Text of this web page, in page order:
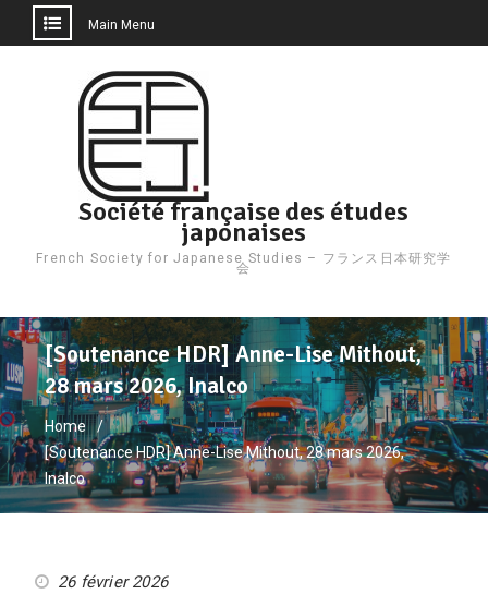
Main Menu
Société française des études
japonaises
French Society for Japanese Studies – フランス日本研究学
会
[Soutenance HDR] Anne-Lise Mithout,
28 mars 2026, Inalco
Home
[Soutenance HDR] Anne-Lise Mithout, 28 mars 2026,
Inalco
26 février 2026